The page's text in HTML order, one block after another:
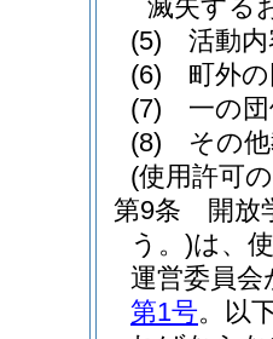
滅失する
(5)
活動
(6)
町外
(7)
一の
(8)
その
(使用許可
第9条
開放
う。)は、
運営委員会
第1号。以